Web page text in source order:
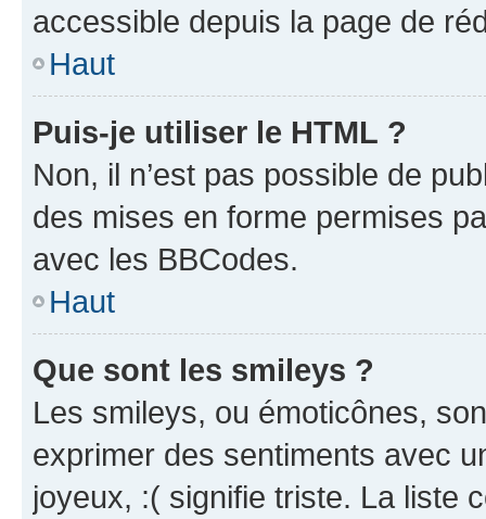
accessible depuis la page de
Haut
Puis-je utiliser le HTML ?
Non, il n’est pas possible de
des mises en forme permises
avec les BBCodes.
Haut
Que sont les smileys ?
Les smileys, ou émoticônes,
exprimer des sentiments avec
joyeux, :( signifie triste. La liste